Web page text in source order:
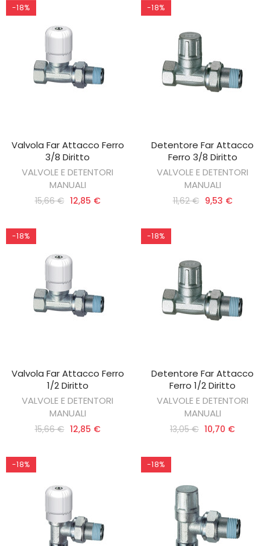
-18%
AGGIUNGI AL CARRELLO
Valvola Far Attacco Ferro
3/8 Diritto
VALVOLE E DETENTORI
MANUALI
15,66 € 12,85 €
-18%
AGGIUNGI AL CARRELLO
Detentore Far Attacco
Ferro 3/8 Diritto
VALVOLE E DETENTORI
MANUALI
11,62 € 9,53 €
-18%
AGGIUNGI AL CARRELLO
Valvola Far Attacco Ferro
1/2 Diritto
VALVOLE E DETENTORI
MANUALI
15,66 € 12,85 €
-18%
AGGIUNGI AL CARRELLO
Detentore Far Attacco
Ferro 1/2 Diritto
VALVOLE E DETENTORI
MANUALI
13,05 € 10,70 €
-18% -18%